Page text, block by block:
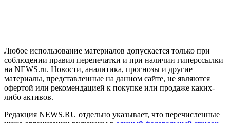
Любое использование материалов допускается только при
соблюдении правил перепечатки и при наличии гиперссылки
на NEWS.ru. Новости, аналитика, прогнозы и другие
материалы, представленные на данном сайте, не являются
офертой или рекомендацией к покупке или продаже каких-
либо активов.
Редакция NEWS.RU отдельно указывает, что перечисленные